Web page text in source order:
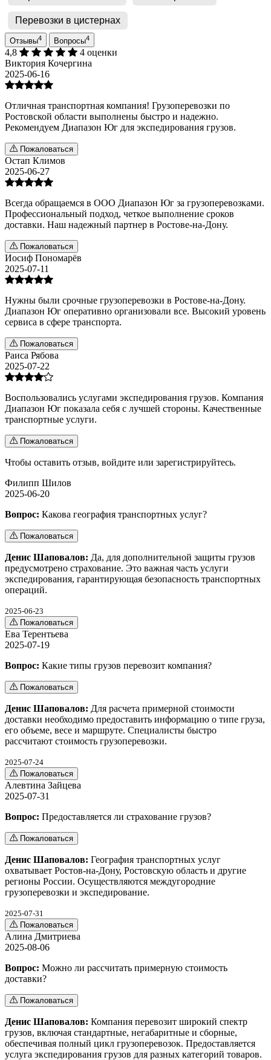
Перевозки в цистернах
Отзывы4 Вопросы4
4,8
4 оценки
Виктория Кочергина
2025-06-16
Отличная транспортная компания! Грузоперевозки по
Ростовской области выполнены быстро и надежно.
Рекомендуем Диапазон Юг для экспедирования грузов.
Пожаловаться
Остап Климов
2025-06-27
Всегда обращаемся в ООО Диапазон Юг за грузоперевозками.
Профессиональный подход, четкое выполнение сроков
доставки. Наш надежный партнер в Ростове-на-Дону.
Пожаловаться
Иосиф Пономарёв
2025-07-11
Нужны были срочные грузоперевозки в Ростове-на-Дону.
Диапазон Юг оперативно организовали все. Высокий уровень
сервиса в сфере транспорта.
Пожаловаться
Раиса Рябова
2025-07-22
Воспользовались услугами экспедирования грузов. Компания
Диапазон Юг показала себя с лучшей стороны. Качественные
транспортные услуги.
Пожаловаться
Чтобы оставить отзыв, войдите или зарегистрируйтесь.
Филипп Шилов
2025-06-20
Вопрос: Какова география транспортных услуг?
Пожаловаться
Денис Шаповалов: Да, для дополнительной защиты грузов
предусмотрено страхование. Это важная часть услуги
экспедирования, гарантирующая безопасность транспортных
операций.
2025-06-23
Пожаловаться
Ева Терентьева
2025-07-19
Вопрос: Какие типы грузов перевозит компания?
Пожаловаться
Денис Шаповалов: Для расчета примерной стоимости
доставки необходимо предоставить информацию о типе груза,
его объеме, весе и маршруте. Специалисты быстро
рассчитают стоимость грузоперевозки.
2025-07-24
Пожаловаться
Алевтина Зайцева
2025-07-31
Вопрос: Предоставляется ли страхование грузов?
Пожаловаться
Денис Шаповалов: География транспортных услуг
охватывает Ростов-на-Дону, Ростовскую область и другие
регионы России. Осуществляются междугородние
грузоперевозки и экспедирование.
2025-07-31
Пожаловаться
Алина Дмитриева
2025-08-06
Вопрос: Можно ли рассчитать примерную стоимость
доставки?
Пожаловаться
Денис Шаповалов: Компания перевозит широкий спектр
грузов, включая стандартные, негабаритные и сборные,
обеспечивая полный цикл грузоперевозок. Предоставляется
услуга экспедирования грузов для разных категорий товаров.